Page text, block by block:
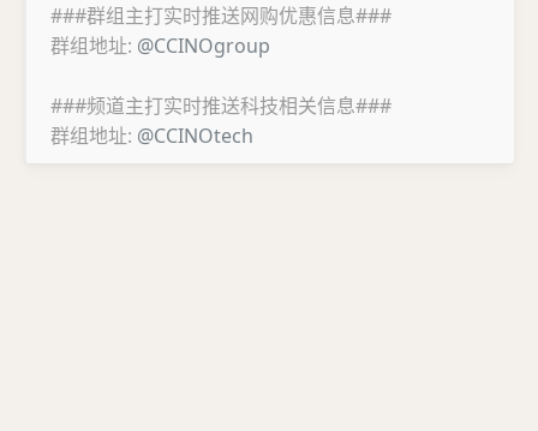
###群组主打实时推送网购优惠信息###
群组地址: @CCINOgroup
###频道主打实时推送科技相关信息###
群组地址: @CCINOtech